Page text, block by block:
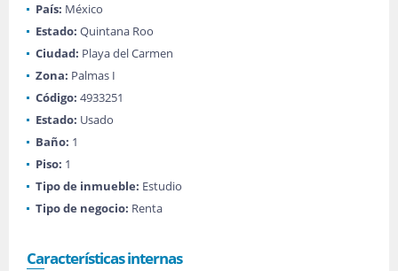
País: México
Estado: Quintana Roo
Ciudad: Playa del Carmen
Zona: Palmas I
Código: 4933251
Estado: Usado
Baño: 1
Piso: 1
Tipo de inmueble: Estudio
Tipo de negocio: Renta
Características internas